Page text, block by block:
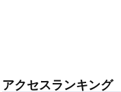
アクセスランキング